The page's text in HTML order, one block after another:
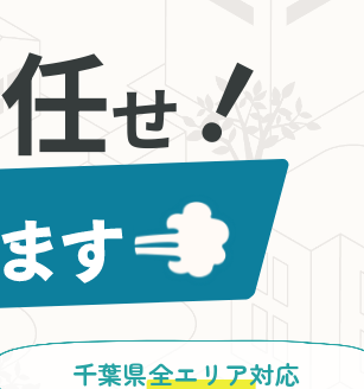
任せ！
千葉県全エリア対応